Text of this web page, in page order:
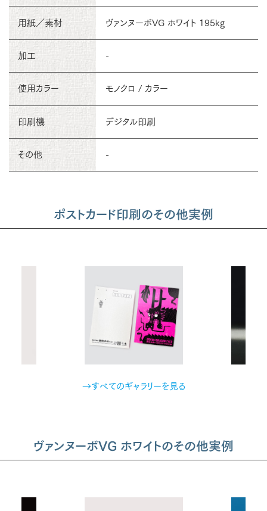
用紙／素材 ヴァンヌーボVG ホワイト 195kg
加工 -
使用カラー モノクロ / カラー
印刷機 デジタル印刷
その他 -
ポストカード印刷のその他実例
→すべてのギャラリーを見る
ヴァンヌーボVG ホワイトのその他実例